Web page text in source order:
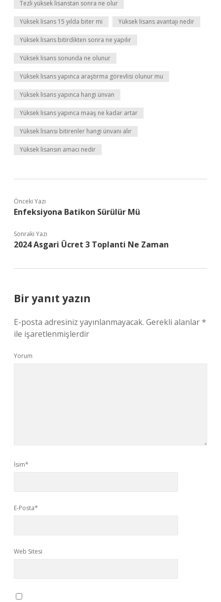
Tezli yüksek lisanstan sonra ne olur
Yüksek lisans 15 yılda biter mi Yüksek lisans avantajı nedir
Yüksek lisans bitirdikten sonra ne yapılır
Yüksek lisans sonunda ne olunur
Yüksek lisans yapınca araştırma görevlisi olunur mu
Yüksek lisans yapınca hangi ünvan
Yüksek lisans yapınca maaş ne kadar artar
Yüksek lisansı bitirenler hangi ünvanı alır
Yüksek lisansın amacı nedir
Önceki Yazı
Enfeksiyona Batikon Sürülür Mü
Sonraki Yazı
2024 Asgari Ücret 3 Toplanti Ne Zaman
Bir yanıt yazın
E-posta adresiniz yayınlanmayacak. Gerekli alanlar*
ile işaretlenmişlerdir
Yorum
İsim*
E-Posta*
Web Sitesi